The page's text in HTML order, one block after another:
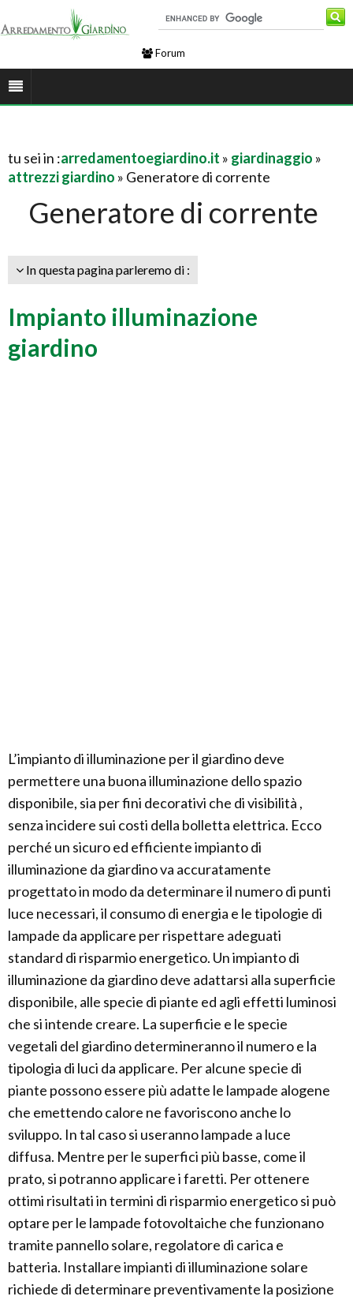
Forum
tu sei in :arredamentoegiardino.it » giardinaggio »
attrezzi giardino » Generatore di corrente
Generatore di corrente
In questa pagina parleremo di :
Impianto illuminazione
giardino
L’impianto di illuminazione per il giardino deve
permettere una buona illuminazione dello spazio
disponibile, sia per fini decorativi che di visibilità ,
senza incidere sui costi della bolletta elettrica. Ecco
perché un sicuro ed efficiente impianto di
illuminazione da giardino va accuratamente
progettato in modo da determinare il numero di punti
luce necessari, il consumo di energia e le tipologie di
lampade da applicare per rispettare adeguati
standard di risparmio energetico. Un impianto di
illuminazione da giardino deve adattarsi alla superficie
disponibile, alle specie di piante ed agli effetti luminosi
che si intende creare. La superficie e le specie
vegetali del giardino determineranno il numero e la
tipologia di luci da applicare. Per alcune specie di
piante possono essere più adatte le lampade alogene
che emettendo calore ne favoriscono anche lo
sviluppo. In tal caso si useranno lampade a luce
diffusa. Mentre per le superfici più basse, come il
prato, si potranno applicare i faretti. Per ottenere
ottimi risultati in termini di risparmio energetico si può
optare per le lampade fotovoltaiche che funzionano
tramite pannello solare, regolatore di carica e
batteria. Installare impianti di illuminazione solare
richiede di determinare preventivamente la posizione